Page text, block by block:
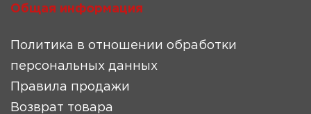
Общая информация
Политика в отношении обработки
персональных данных
Правила продажи
Возврат товара